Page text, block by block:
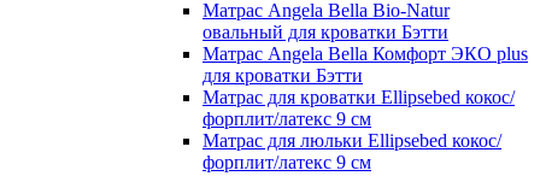
Матрас Angela Bella Bio-Natur
овальный для кроватки Бэтти
Матрас Angela Bella Комфорт ЭКО plus
для кроватки Бэтти
Матрас для кроватки Ellipsebed кокос/
форплит/латекс 9 см
Матрас для люльки Ellipsebed кокос/
форплит/латекс 9 см